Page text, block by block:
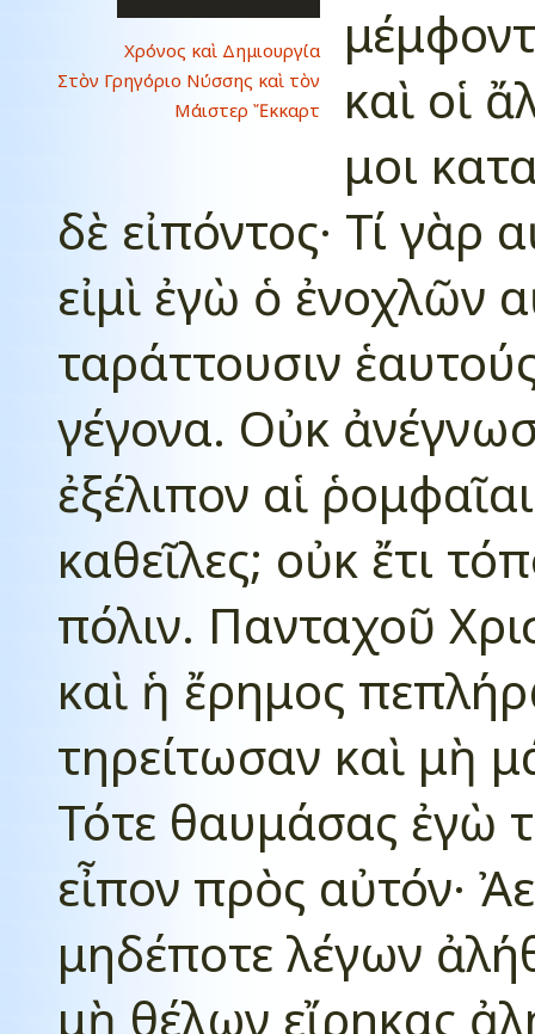
Χρόνος καὶ Δημιουργία
Στὸν Γρηγόριο Νύσσης καὶ τὸν
Μάιστερ Ἔκκαρτ
καὶ οἱ
μοι
δὲ εἰπόντος· Τί γὰρ
εἰμὶ ἐγὼ ὁ ἐνοχλῶν
ταράττουσιν
γέγονα. Οὐκ
ἐξέλιπον αἱ
καθεῖλες; οὐκ ἔτι
πόλιν. Πανταχοῦ
καὶ ἡ ἔρημος
τηρείτωσαν καὶ μὴ
Τότε θαυμάσας ἐγὼ
εἶπον πρὸς αὐτόν·
μηδέποτε λέγων
μὴ θέλων εἴρηκας